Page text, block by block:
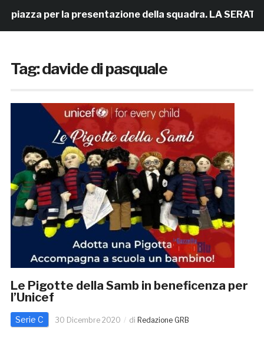
per la presentazione della squadra. LA SERATA
Tag:davide di pasquale
Le Pigotte della Samb in beneficenza per
l’Unicef
Serie C 30 Dicembre 2020 di Redazione GRB